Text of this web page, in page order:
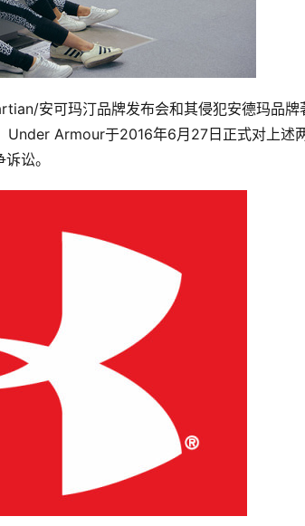
安可玛汀品牌发布会和其侵犯安德玛品牌
Under Armour于2016年6月27日正式对上述
讼。